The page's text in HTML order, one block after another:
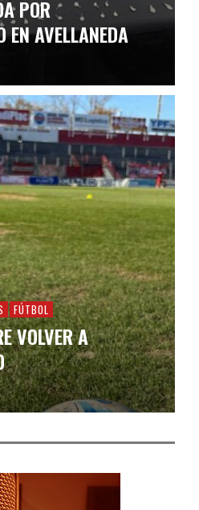
POR
EN AVELLANEDA
FÚTBOL
VOLVER A